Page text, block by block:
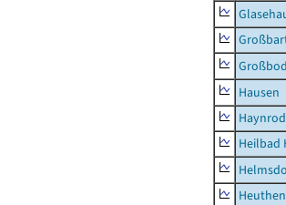
Hausen
Heilbad
Heuthen